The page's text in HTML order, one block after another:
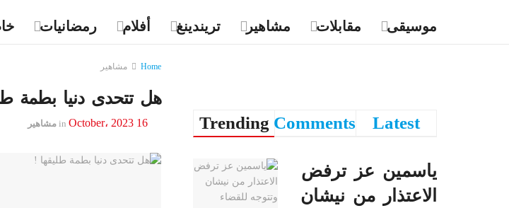
رمضانيات أفلام تريندينغ مشاهير مقابلات موسيقى
Home مشاهير
هل تتحدى دنيا بطمة
16 October، 2023 in مشاهير Trending Comments Latest
ياسمين عز ترفض
الاعتذار من نيشان